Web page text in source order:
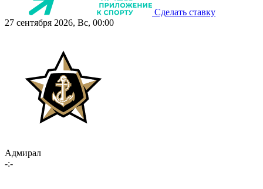
Сделать ставку
27 сентября 2026, Вс, 00:00
Адмирал
-:-